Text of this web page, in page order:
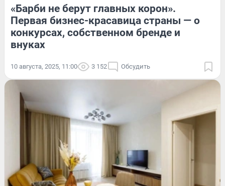
«Барби не берут главных корон».
Первая бизнес-красавица страны — о
конкурсах, собственном бренде и
внуках
10 августа, 2025, 11:00 3 152 Обсудить